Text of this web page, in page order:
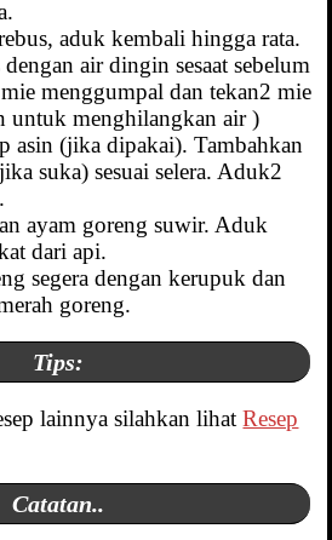
aduk kembali hingga rata.
air dingin sesaat sebelum
menggumpal dan tekan2 mie
untuk menghilangkan air )
asin (jika dipakai). Tambahkan
suka) sesuai selera. Aduk2
ayam goreng suwir. Aduk
dari api.
segera dengan kerupuk dan
goreng.
Tips:
lainnya silahkan lihatResep
Catatan..